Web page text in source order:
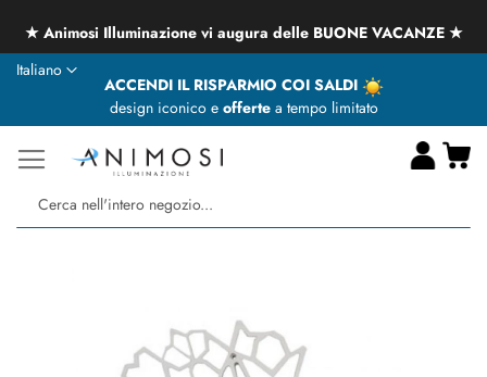
★ Animosi Illuminazione vi augura delle BUONE VACANZE ★
ACCENDI IL RISPARMIO COI SALDI
design iconico e offertea tempo limitato
Lingua
Italiano